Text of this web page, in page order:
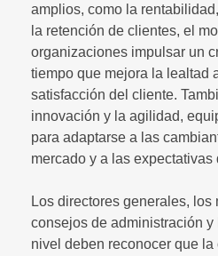
amplios, como la
la retención de clientes, el
organizaciones impulsar un
tiempo que mejora la lealtad
satisfacción del cliente.
innovación y la agilidad,
para adaptarse a las
mercado y a las expectativas
Los directores generales, los
consejos de administración
nivel deben reconocer que